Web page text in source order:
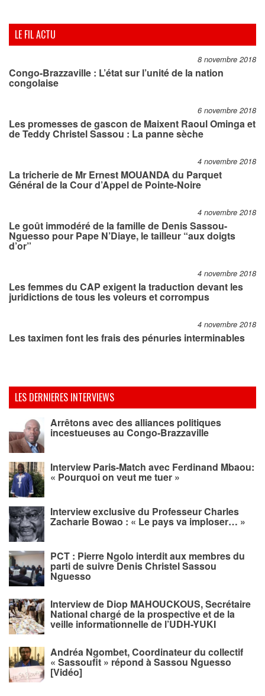
LE FIL ACTU
8 novembre 2018
Congo-Brazzaville : L’état sur l’unité de la nation
congolaise
6 novembre 2018
Les promesses de gascon de Maixent Raoul Ominga et
de Teddy Christel Sassou : La panne sèche
4 novembre 2018
La tricherie de Mr Ernest MOUANDA du Parquet
Général de la Cour d’Appel de Pointe-Noire
4 novembre 2018
Le goût immodéré de la famille de Denis Sassou-
Nguesso pour Pape N’Diaye, le tailleur “aux doigts
d’or”
4 novembre 2018
Les femmes du CAP exigent la traduction devant les
juridictions de tous les voleurs et corrompus
4 novembre 2018
Les taximen font les frais des pénuries interminables
LES DERNIERES INTERVIEWS
Arrêtons avec des alliances politiques
incestueuses au Congo-Brazzaville
Interview Paris-Match avec Ferdinand Mbaou:
« Pourquoi on veut me tuer »
Interview exclusive du Professeur Charles
Zacharie Bowao : « Le pays va imploser… »
PCT : Pierre Ngolo interdit aux membres du
parti de suivre Denis Christel Sassou
Nguesso
Interview de Diop MAHOUCKOUS, Secrétaire
National chargé de la prospective et de la
veille informationnelle de l’UDH-YUKI
Andréa Ngombet, Coordinateur du collectif
« Sassoufit » répond à Sassou Nguesso
[Vidéo]